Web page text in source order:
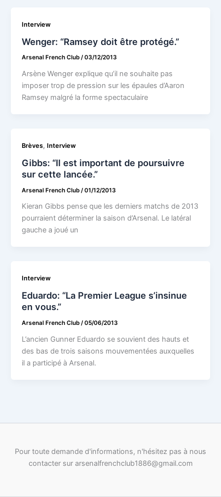
Interview
Wenger: “Ramsey doit être protégé.”
Arsenal French Club/03/12/2013
Arsène Wenger explique qu’il ne souhaite pas
imposer trop de pression sur les épaules d’Aaron
Ramsey malgré la forme spectaculaire
Brèves, Interview
Gibbs: “Il est important de poursuivre
sur cette lancée.”
Arsenal French Club /01/12/2013
Kieran Gibbs pense que les derniers matchs de 2013
pourraient déterminer la saison d’Arsenal. Le latéral
gauche a joué un
Interview
Eduardo: “La Premier League s’insinue
en vous.”
Arsenal French Club /05/06/2013
L’ancien Gunner Eduardo se souvient des hauts et
des bas de trois saisons mouvementées auxquelles
il a participé à Arsenal.
Pour toute demande d'informations, n'hésitez pas à nous
contacter sur arsenalfrenchclub1886@gmail.com